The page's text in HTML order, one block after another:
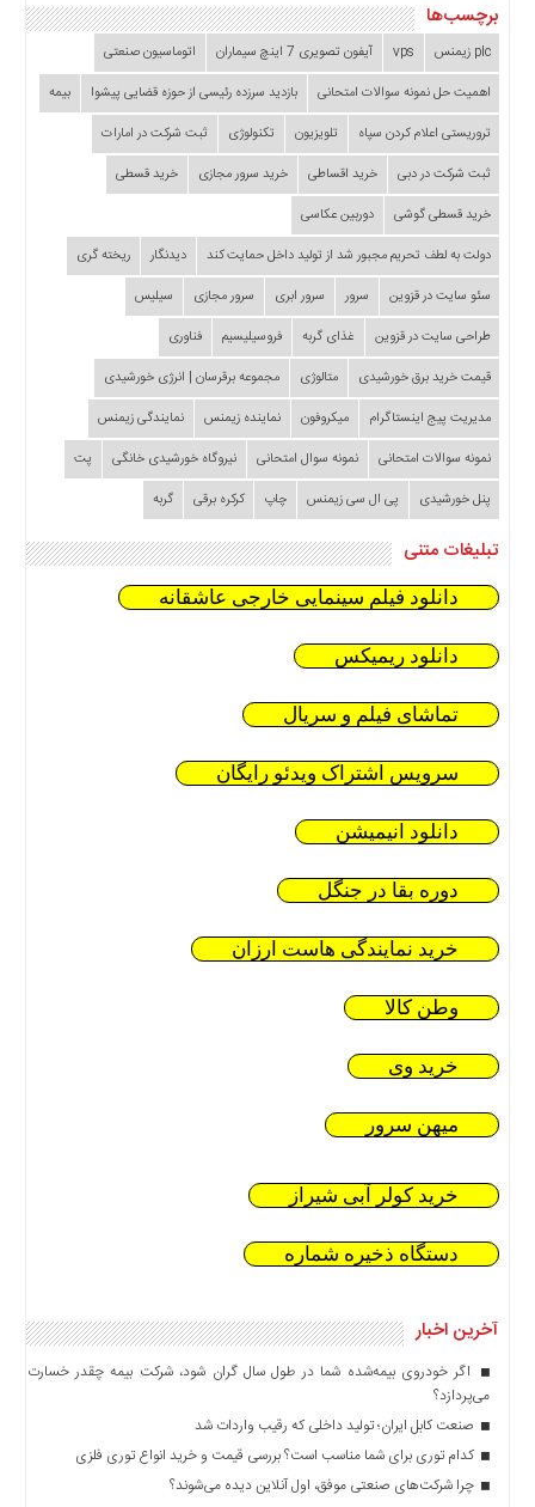
برچسب‌ها
plc زیمنس vps آیفون تصویری 7 اینچ سیماران
اتوماسیون صنعتی
اهمیت حل نمونه سوالات امتحانی
بازدید سرزده‌ رئیسی از حوزه قضایی ‌پیشوا
بیمه
تروریستی اعلام کردن سپاه
تلویزیون تکنولوژی
ثبت شرکت در امارات
ثبت شرکت در دبی
خرید اقساطی خرید سرور مجازی
خرید قسطی
خرید قسطی گوشی
دوربین عکاسی
دولت به لطف تحریم مجبور شد از تولید داخل حمایت کند
دیدنگار
ریخته گری
سئو سایت در قزوین
سرور سرور ابری سرور مجازی
سیلیس
طراحی سایت در قزوین
غذای گربه فروسیلیسیم
فناوری
قیمت خرید برق خورشیدی
متالوژی
مجموعه برقرسان | انرژی خورشیدی
مدیریت پیج اینستاگرام
میکروفون نماینده زیمنس
نمایندگی زیمنس
نمونه سوالات امتحانی
نمونه سوال امتحانی نیروگاه خورشیدی خانگی
پت
پنل خورشیدی
پی ال سی زیمنس چاپ کرکره برقی گربه
تبلیغات متنی
دانلود فیلم سینمایی خارجی عاشقانه
دانلود ریمیکس
تماشای فیلم و سریال
سرویس اشتراک ویدئو رایگان
دانلود انیمیشن
دوره بقا در جنگل
خرید نمایندگی هاست ارزان
وطن کالا
خرید وی
میهن سرور
خرید کولر آبی شیراز
دستگاه ذخیره شماره
آخرین اخبار
اگر خودروی بیمه‌شده شما در طول سال گران شود، شرکت بیمه چقدر خسارت
می‌پردازد؟
صنعت کابل ایران؛ تولید داخلی که رقیب واردات شد
کدام توری برای شما مناسب است؟ بررسی قیمت و خرید انواع توری فلزی
چرا شرکت‌های صنعتی موفق، اول آنلاین دیده می‌شوند؟